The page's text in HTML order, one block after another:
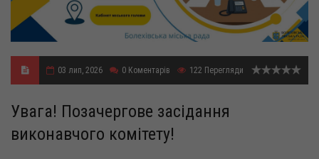
03 лип, 2026 0 Коментарів 122 Перегляди
Увага! Позачергове засідання
виконавчого комітету!